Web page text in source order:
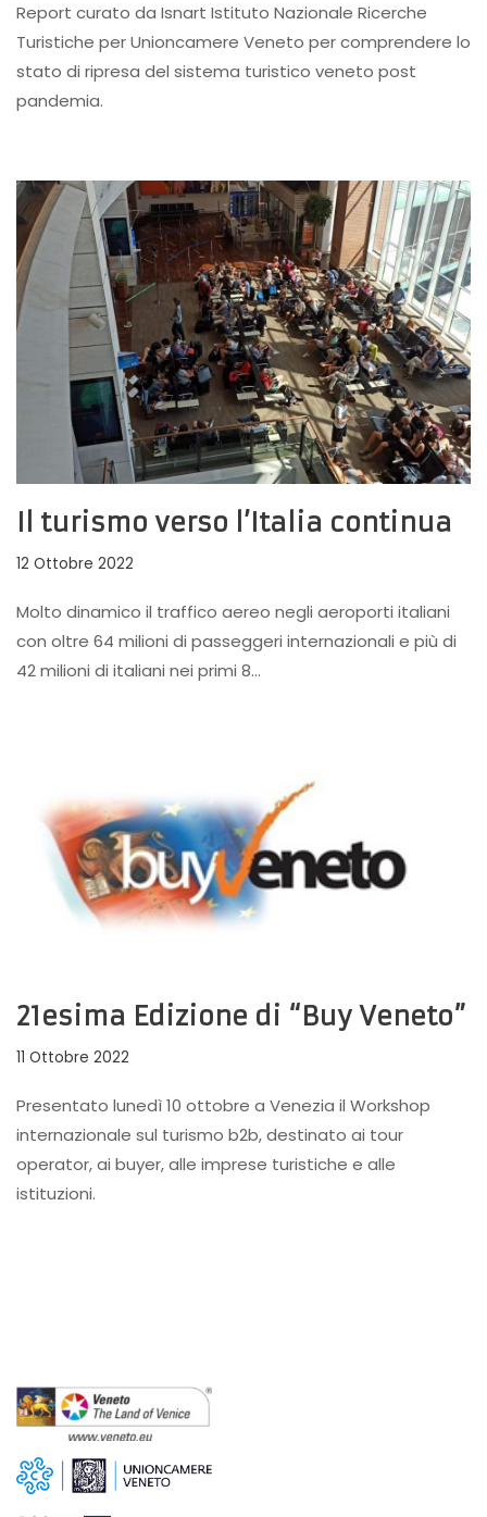
Report curato da Isnart Istituto Nazionale Ricerche
Turistiche per Unioncamere Veneto per comprendere lo
stato di ripresa del sistema turistico veneto post
pandemia.
Il turismo verso l’Italia continua
12 Ottobre 2022
Molto dinamico il traffico aereo negli aeroporti italiani
con oltre 64 milioni di passeggeri internazionali e più di
42 milioni di italiani nei primi 8…
21esima Edizione di “Buy Veneto”
11 Ottobre 2022
Presentato lunedì 10 ottobre a Venezia il Workshop
internazionale sul turismo b2b, destinato ai tour
operator, ai buyer, alle imprese turistiche e alle
istituzioni.